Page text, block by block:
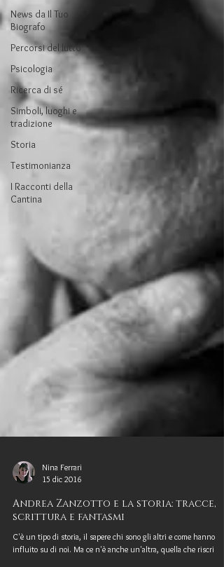
News da Il Tuo
Biografo
Percorsi del lutto
Psicologia
Ricerca di sé
Simboli, luoghi e
tradizione
Storia
Testimonianza
I Racconti della
Cantina
Nina Ferrari
15 dic 2016
Andrea Zanzotto e la storia: tracce,
scrittura e fantasmi
C'è un tipo di storia, il sapere chi sono gli altri e come hanno